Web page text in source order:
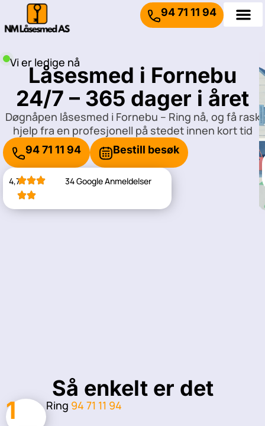
94 71 11 94
Vi er ledige nå
Låsesmed i Fornebu
24/7 – 365 dager i året
Døgnåpen låsesmed i Fornebu – Ring nå, og få rask
hjelp fra en profesjonell på stedet innen kort tid
94 71 11 94 Bestill besøk
4,7 34 Google Anmeldelser
Så enkelt er det
1 Ring 94 71 11 94